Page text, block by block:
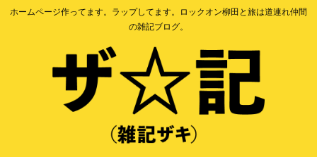
ホームページ作ってます。ラップしてます。ロックオン柳田と旅は道連れ仲間
の雑記ブログ。